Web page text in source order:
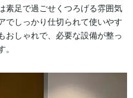
素足で過ごせくつろげる雰囲気
でしっかり仕切られて使いやす
おしゃれで、必要な設備が整っ